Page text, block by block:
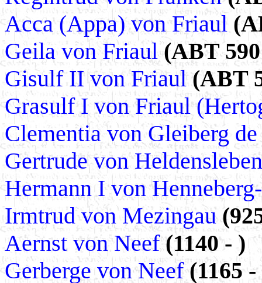
Acca (Appa) von Friaul
Geila von Friaul(ABT
Gisulf II von Friaul(ABT
Grasulf I von Friaul
Clementia von Gleiberg
Gertrude von
Hermann I von
Irmtrud von Mezingau
Aernst von Neef(1140 - )
Gerberge von Neef(1165 -